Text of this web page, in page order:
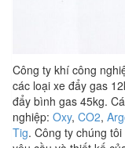
Công ty khí công
các loại xe đẩy gas
đẩy bình gas 45kg.
nghiệp: Oxy, CO2,
Tig. Công ty chúng